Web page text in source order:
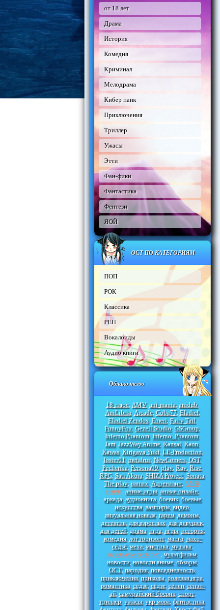
от 18 лет
Драма
История
Комедия
Криминал
Мелодрама
Кибер панк
Приключения
Триллер
Ужасы
Этти
Фан-фики
Фантастика
Фентези
ЯОЙ
ОСТ ПО КАТЕГОРИЯМ
ПОП
РОК
Классика
РЕП
Вокалоиды
Аудио книги
Облако тегов
18 плюс, AMV, ani-mania, anidub,
AniLibria, Arcade, Cuba77, Eladiel,
Eladiel Zendos, Emeri, Fairy Tail,
FunnyFox, Gezell Studio, GSGroup,
Inferno Phantom, Inferno_Phantom,
Jam, JazzWay Anime, Kansai, Kaon,
Kawas, Kirigava Yuki, LE-Production,
loster01, metalrus, NewComers, OST,
Pechenka, Persona99, play, Ray, Rise,
RPG, Sati Akura, SHIZA Project, Sonata,
The play, uamax, Адреналин, АМВ
аниме аниме игры, аниме онлайн,
аркада, аудиокнига, боевик, боевые
искусства, вампиры, видео,
визуальная новела, гарем, демоны,
детектив, для взрослых, для девушек,
для детей, драма, игра, игры, история,
комедия, лог горизонт, манга, махо-
сёдзё, меха, мистика, музыка,
музыкальное видео мультфильм,
новости, новости аниме, обзоры,
ОСТ, пародия, повседневность,
приключения, приколы, ролевая игра,
романтика, сёдзё, сёдзе, сёнен, сёнэн-
ай, самурайский боевик, спорт,
триллер, ужасы, укр мова, фантастика,